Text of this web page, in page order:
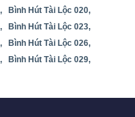
Bình Hút Tài Lộc 020,
Bình Hút Tài Lộc 023,
Bình Hút Tài Lộc 026,
Bình Hút Tài Lộc 029,